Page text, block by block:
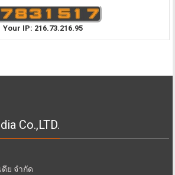
Your IP: 216.73.216.95
Co.,LTD.
ย จำกัด